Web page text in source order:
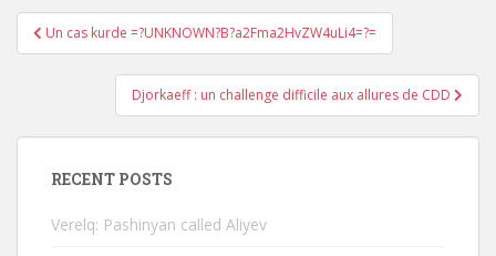
Post
navigation
Un cas kurde =?UNKNOWN?B?a2Fma2HvZW4uLi4=?=
Djorkaeff : un challenge difficile aux allures de CDD
RECENT POSTS
Verelq: Pashinyan called Aliyev